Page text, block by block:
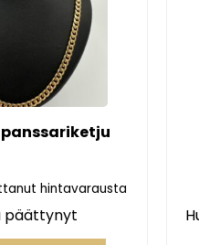
hintavarausta
päättynyt